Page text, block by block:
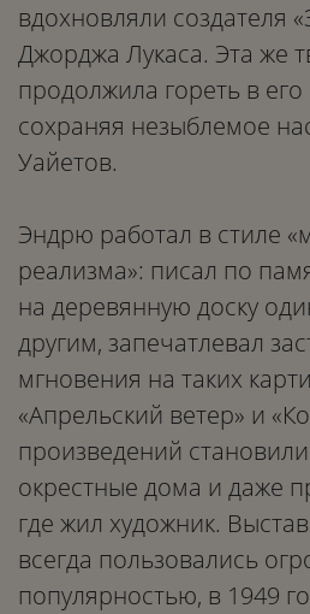
вдохновляли создателя
Джорджа Лукаса. Эта же
продолжила гореть в
сохраняя незыблемое
Уайетов.
Эндрю работал в стиле
реализма»: писал по
на деревянную доску
другим, запечатлевал
мгновения на таких
«Апрельский ветер» и
произведений
окрестные дома и даже
где жил художник.
всегда пользовались
популярностью, в 1949